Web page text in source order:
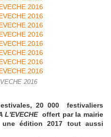
2016
20 000 festivaliers
L'EVECHE offert par la mairie
édition 2017 tout aussi